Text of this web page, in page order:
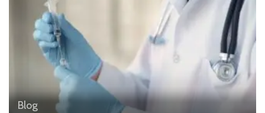
Blog